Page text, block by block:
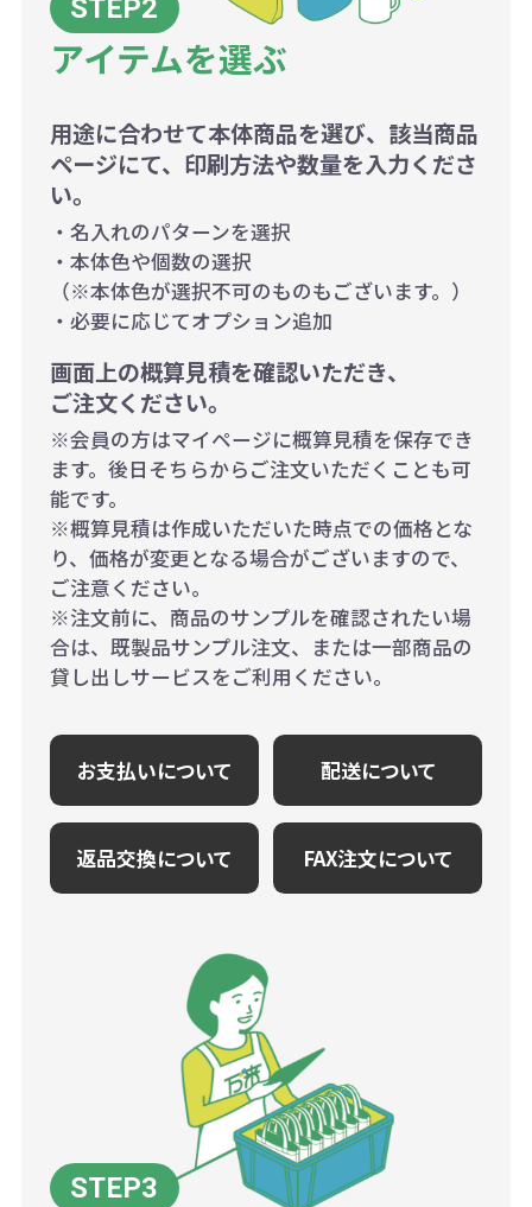
アイテムを選ぶ
用途に合わせて本体商品を選び、該当商品
ページにて、印刷方法や数量を入力くださ
い。
・名入れのパターンを選択
・本体色や個数の選択
（※本体色が選択不可のものもございます。）
・必要に応じてオプション追加
画面上の概算見積を確認いただき、
ご注文ください。
※会員の方はマイページに概算見積を保存でき
ます。後日そちらからご注文いただくことも可
能です。
※概算見積は作成いただいた時点での価格とな
り、価格が変更となる場合がございますので、
ご注意ください。
※注文前に、商品のサンプルを確認されたい場
合は、既製品サンプル注文、または一部商品の
貸し出しサービスをご利用ください。
お支払いについて 配送について
返品交換について FAX注文について